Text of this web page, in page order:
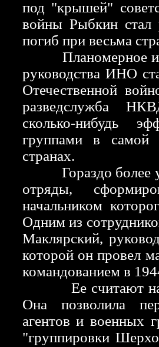
под "крышей"
войны Рыбкин стал
погиб при весьма
Планомерное
руководства ИНО
Отечественной
разведслужба
сколько-нибудь
группами в самой
странах.
Гораздо более
отряды,
начальником
Одним из
Маклярский,
которой он провел
командованием в
Ее считают
Она позволила
агентов и военных
"группировки